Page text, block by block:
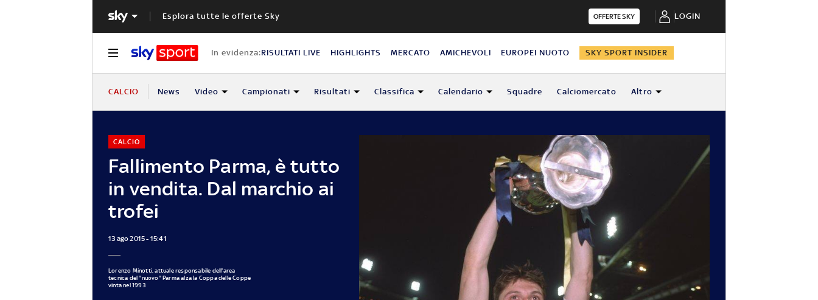
Esplora tutte le offerte Sky OFFERTE SKY LOGIN
In evidenza:RISULTATI LIVE HIGHLIGHTS MERCATO AMICHEVOLI EUROPEI NUOTO SKY SPORT INSIDER
CALCIO News Video Campionati Risultati Classifica Calendario Squadre Calciomercato Altro
Fallimento Parma, è tutto
in vendita. Dal marchio ai
trofei
CALCIO
13 ago 2015 - 15:41
Lorenzo Minotti, attuale responsabile dell'area
tecnica del "nuovo" Parma alza la Coppa delle Coppe
vinta nel 1993